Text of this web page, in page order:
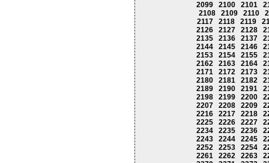
2099
2100 2101
2108
2109 2110
2117
2118 2119
2126
2127 2128
2135
2136 2137
2144
2145 2146
2153
2154 2155
2162
2163 2164
2171
2172 2173
2180
2181 2182
2189
2190 2191
2198
2199 2200
2207
2208 2209
2216
2217 2218
2225
2226 2227
2234
2235 2236
2243
2244 2245
2252
2253 2254
2261
2262 2263